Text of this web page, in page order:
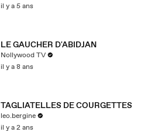
il y a 5 ans
LE GAUCHER D'ABIDJAN
Nollywood TV
il y a 8 ans
TAGLIATELLES DE COURGETTES
leo.bergine
il y a 2 ans